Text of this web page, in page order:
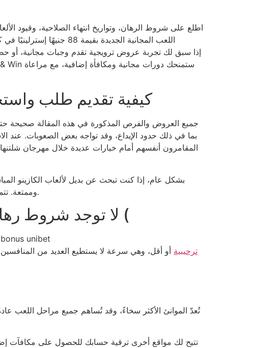
اطلع على شروط الرهان، وتواريخ انتهاء الصلاحية، وقيود
إذا سبق لك تجربة عروض ترويجية تقدم وجبات مجانية، أو
كيفية تقديم طلب واستخدام
جميع العروض والفرص المذكورة في هذه المقالة صحيحة حتى
بما في ذلك حدود الإيداع، وقد تواجه بعض الصعوبات.
المقامرون أنفسهم أمام خيارات عديدة خلال مهرجان
بشكل عام، إذا كنت تبحث عن بديل لألعاب الكازينو
وممتعة. تتميز الكازينوهات المباشرة بتنوع خيارات اللعب المتاحة، مما يجعلها مناسبة لجميع أنواع اللاعبين في المملكة المتحدة.
لا توجد شروط رهان، 100% مجانية، ريفولفز، كما يوفر في المملكة المتحدة (
ترحيبية أو أقل، وهي سرعة لا يستطيع العديد من